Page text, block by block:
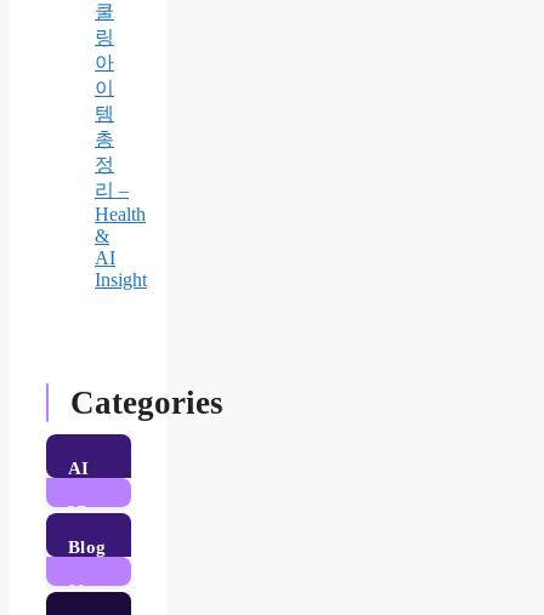
쿨
링
아
이
템
총
정
리 –
Health
&
AI
Insight
Categories
AI
37
Blog
60